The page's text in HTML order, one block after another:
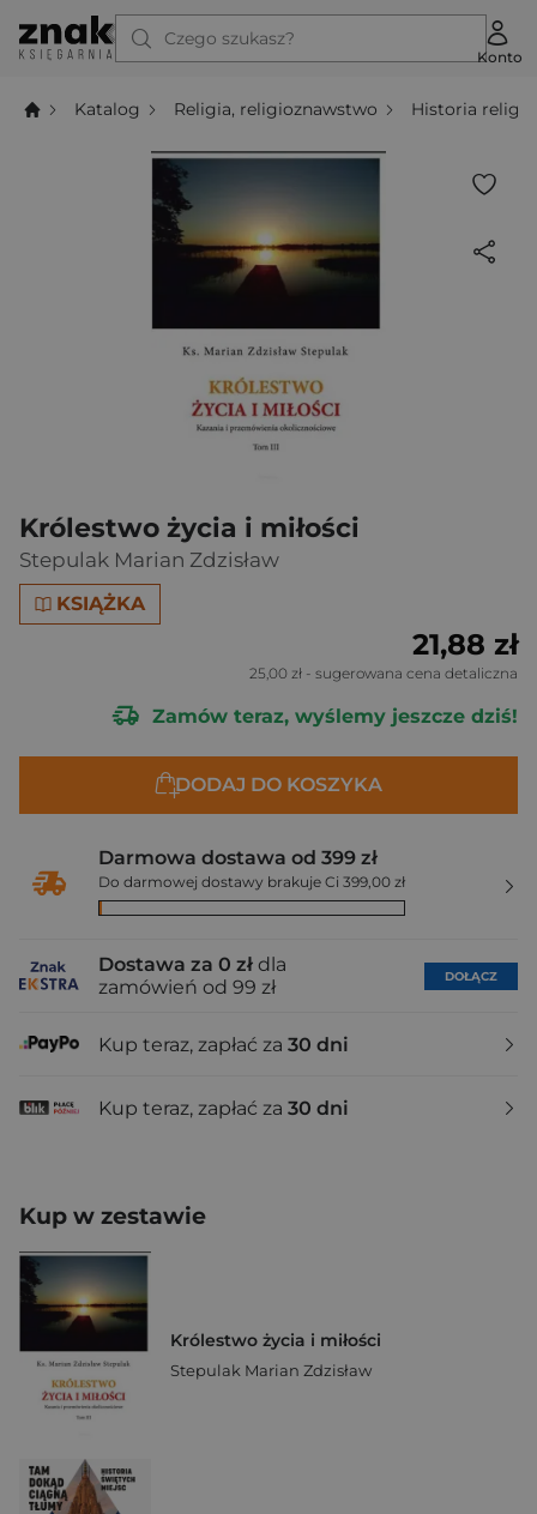
Czego szukasz?
Konto
Katalog Religia, religioznawstwo Historia religii
Królestwo życia i miłości
Stepulak Marian Zdzisław
KSIĄŻKA
21,88 zł
25,00 zł - sugerowana cena detaliczna
Zamów teraz, wyślemy jeszcze dziś!
DODAJ DO KOSZYKA
Darmowa dostawa od 399 zł
Do darmowej dostawy brakuje Ci 399,00 zł
Dostawa za 0 zł dla
zamówień od 99 zł
DOŁĄCZ
Kup teraz, zapłać za 30 dni
Kup teraz, zapłać za 30 dni
Kup w zestawie
Królestwo życia i miłości
Stepulak Marian Zdzisław